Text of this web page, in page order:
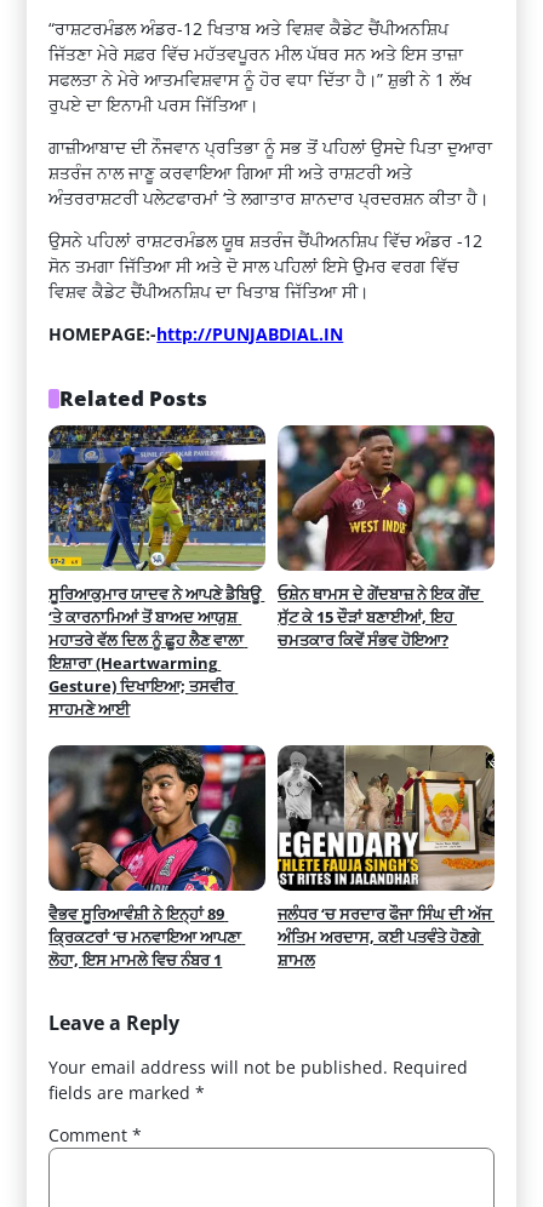
“ਰਾਸ਼ਟਰਮੰਡਲ ਅੰਡਰ-12 ਖਿਤਾਬ ਅਤੇ ਵਿਸ਼ਵ ਕੈਡੇਟ ਚੈਂਪੀਅਨਸ਼ਿਪ
ਜਿੱਤਣਾ ਮੇਰੇ ਸਫ਼ਰ ਵਿੱਚ ਮਹੱਤਵਪੂਰਨ ਮੀਲ ਪੱਥਰ ਸਨ ਅਤੇ ਇਸ ਤਾਜ਼ਾ
ਸਫਲਤਾ ਨੇ ਮੇਰੇ ਆਤਮਵਿਸ਼ਵਾਸ ਨੂੰ ਹੋਰ ਵਧਾ ਦਿੱਤਾ ਹੈ।” ਸ਼ੁਭੀ ਨੇ 1 ਲੱਖ
ਰੁਪਏ ਦਾ ਇਨਾਮੀ ਪਰਸ ਜਿੱਤਿਆ।
ਗਾਜ਼ੀਆਬਾਦ ਦੀ ਨੌਜਵਾਨ ਪ੍ਰਤਿਭਾ ਨੂੰ ਸਭ ਤੋਂ ਪਹਿਲਾਂ ਉਸਦੇ ਪਿਤਾ ਦੁਆਰਾ
ਸ਼ਤਰੰਜ ਨਾਲ ਜਾਣੂ ਕਰਵਾਇਆ ਗਿਆ ਸੀ ਅਤੇ ਰਾਸ਼ਟਰੀ ਅਤੇ
ਅੰਤਰਰਾਸ਼ਟਰੀ ਪਲੇਟਫਾਰਮਾਂ ‘ਤੇ ਲਗਾਤਾਰ ਸ਼ਾਨਦਾਰ ਪ੍ਰਦਰਸ਼ਨ ਕੀਤਾ ਹੈ।
ਉਸਨੇ ਪਹਿਲਾਂ ਰਾਸ਼ਟਰਮੰਡਲ ਯੂਥ ਸ਼ਤਰੰਜ ਚੈਂਪੀਅਨਸ਼ਿਪ ਵਿੱਚ ਅੰਡਰ -12
ਸੋਨ ਤਮਗਾ ਜਿੱਤਿਆ ਸੀ ਅਤੇ ਦੋ ਸਾਲ ਪਹਿਲਾਂ ਇਸੇ ਉਮਰ ਵਰਗ ਵਿੱਚ
ਵਿਸ਼ਵ ਕੈਡੇਟ ਚੈਂਪੀਅਨਸ਼ਿਪ ਦਾ ਖਿਤਾਬ ਜਿੱਤਿਆ ਸੀ।
HOMEPAGE:-http://PUNJABDIAL.IN
Related Posts
ਸੂਰਿਆਕੁਮਾਰ ਯਾਦਵ ਨੇ ਆਪਣੇ ਡੈਬਿਊ
‘ਤੇ ਕਾਰਨਾਮਿਆਂ ਤੋਂ ਬਾਅਦ ਆਯੁਸ਼
ਮਹਾਤਰੇ ਵੱਲ ਦਿਲ ਨੂੰ ਛੂਹ ਲੈਣ ਵਾਲਾ
ਇਸ਼ਾਰਾ (Heartwarming
Gesture) ਦਿਖਾਇਆ; ਤਸਵੀਰ
ਸਾਹਮਣੇ ਆਈ
ਓਸ਼ੇਨ ਥਾਮਸ ਦੇ ਗੇਂਦਬਾਜ਼ ਨੇ ਇਕ ਗੇਂਦ
ਸੁੱਟ ਕੇ 15 ਦੌੜਾਂ ਬਣਾਈਆਂ, ਇਹ
ਚਮਤਕਾਰ ਕਿਵੇਂ ਸੰਭਵ ਹੋਇਆ?
ਵੈਭਵ ਸੂਰਿਆਵੰਸ਼ੀ ਨੇ ਇਨ੍ਹਾਂ 89
ਕ੍ਰਿਕਟਰਾਂ ‘ਚ ਮਨਵਾਇਆ ਆਪਣਾ
ਲੋਹਾ, ਇਸ ਮਾਮਲੇ ਵਿਚ ਨੰਬਰ 1
ਜਲੰਧਰ ‘ਚ ਸਰਦਾਰ ਫੌਜਾ ਸਿੰਘ ਦੀ ਅੱਜ
ਅੰਤਿਮ ਅਰਦਾਸ, ਕਈ ਪਤਵੰਤੇ ਹੋਣਗੇ
ਸ਼ਾਮਲ
Leave a Reply
Your email address will not be published. Required
fields are marked*
Comment*